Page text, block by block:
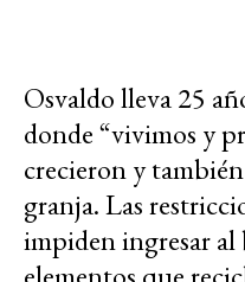
Osvaldo lleva 25
donde “vivimos y
crecieron y
granja. Las
impiden ingresar al